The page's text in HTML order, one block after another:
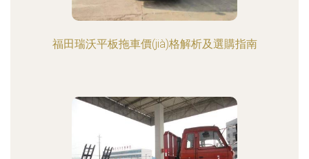
福田瑞沃平板拖車價(jià)格解析及選購指南